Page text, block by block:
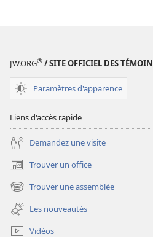
JW.ORG® / SITE OFFICIEL DES
Paramètres d'apparence
Liens d'accès rapide
Demandez une visite
Trouver un office
(ouvre
une
nouvelle
fenêtre)
Trouver une assemblée
(ouvre
une
nouvelle
fenêtre)
Les nouveautés
Vidéos